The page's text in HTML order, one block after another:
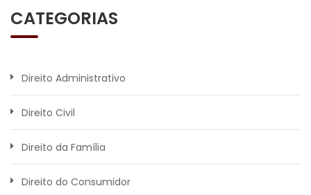
CATEGORIAS
Direito Administrativo
Direito Civil
Direito da Família
Direito do Consumidor